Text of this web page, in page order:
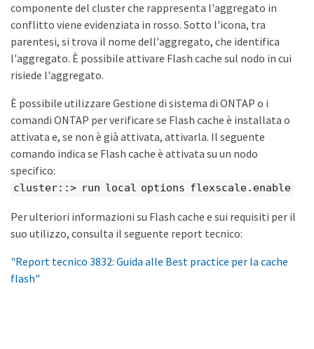
componente del cluster che rappresenta l'aggregato in
conflitto viene evidenziata in rosso. Sotto l'icona, tra
parentesi, si trova il nome dell'aggregato, che identifica
l'aggregato. È possibile attivare Flash cache sul nodo in cui
risiede l'aggregato.
È possibile utilizzare Gestione di sistema di ONTAP o i
comandi ONTAP per verificare se Flash cache è installata o
attivata e, se non è già attivata, attivarla. Il seguente
comando indica se Flash cache è attivata su un nodo
specifico:
cluster::> run local options flexscale.enable
Per ulteriori informazioni su Flash cache e sui requisiti per il
suo utilizzo, consulta il seguente report tecnico:
"Report tecnico 3832: Guida alle Best practice per la cache
flash"